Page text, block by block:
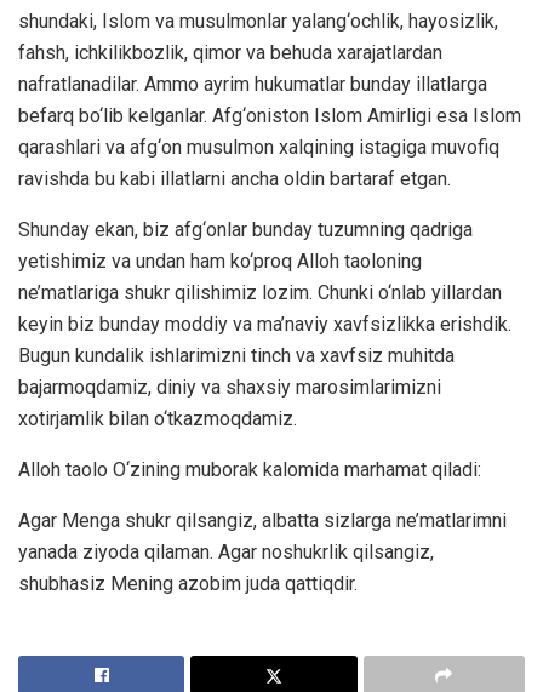
shundaki, Islom va musulmonlar yalang‘ochlik, hayosizlik,
fahsh, ichkilikbozlik, qimor va behuda xarajatlardan
nafratlanadilar. Ammo ayrim hukumatlar bunday illatlarga
befarq bo‘lib kelganlar. Afg‘oniston Islom Amirligi esa Islom
qarashlari va afg‘on musulmon xalqining istagiga muvofiq
ravishda bu kabi illatlarni ancha oldin bartaraf etgan.
Shunday ekan, biz afg‘onlar bunday tuzumning qadriga
yetishimiz va undan ham ko‘proq Alloh taoloning
ne’matlariga shukr qilishimiz lozim. Chunki o‘nlab yillardan
keyin biz bunday moddiy va ma’naviy xavfsizlikka erishdik.
Bugun kundalik ishlarimizni tinch va xavfsiz muhitda
bajarmoqdamiz, diniy va shaxsiy marosimlarimizni
xotirjamlik bilan o‘tkazmoqdamiz.
Alloh taolo O‘zining muborak kalomida marhamat qiladi:
Agar Menga shukr qilsangiz, albatta sizlarga ne’matlarimni
yanada ziyoda qilaman. Agar noshukrlik qilsangiz,
shubhasiz Mening azobim juda qattiqdir.